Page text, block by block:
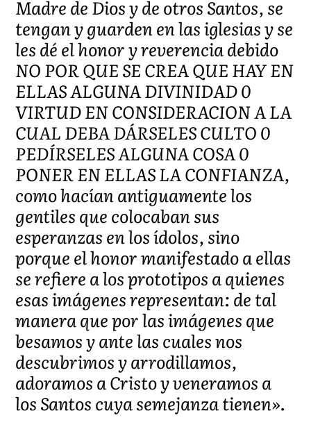
Madre de Dios y de otros Santos, se
tengan y guarden en las iglesias y se
les dé el honor y reverencia debido
NO POR QUE SE CREA QUE HAY EN
ELLAS ALGUNA DIVINIDAD 0
VIRTUD EN CONSIDERACION A LA
CUAL DEBA DÁRSELES CULTO 0
PEDÍRSELES ALGUNA COSA 0
PONER EN ELLAS LA CONFIANZA,
como hacían antiguamente los
gentiles que colocaban sus
esperanzas en los ídolos, sino
porque el honor manifestado a ellas
se refiere a los prototipos a quienes
esas imágenes representan: de tal
manera que por las imágenes que
besamos y ante las cuales nos
descubrimos y arrodillamos,
adoramos a Cristo y veneramos a
los Santos cuya semejanza tienen».